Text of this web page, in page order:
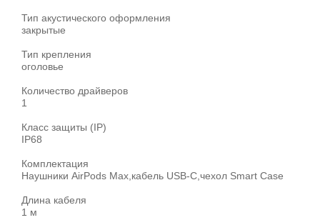
Тип акустического оформления
закрытые
Тип крепления
оголовье
Количество драйверов
1
Класс защиты (IP)
IP68
Комплектация
Наушники AirPods Max,кабель USB-C,чехол Smart Case
Длина кабеля
1 м